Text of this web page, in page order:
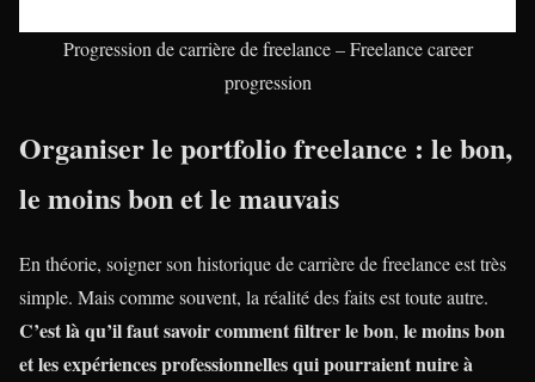
Progression de carrière de freelance – Freelance career
progression
Organiser le portfolio freelance : le bon,
le moins bon et le mauvais
En théorie, soigner son historique de carrière de freelance est très
simple. Mais comme souvent, la réalité des faits est toute autre.
C’est là qu’il faut savoir comment filtrer le bon, le moins bon
et les expériences professionnelles qui pourraient nuire à